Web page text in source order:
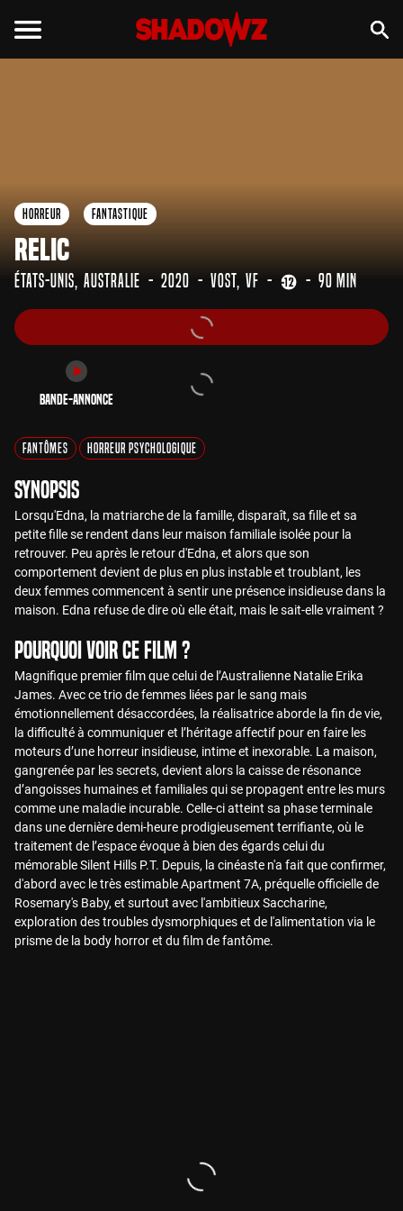
Horreur Fantastique
Relic
États-Unis Australie 2020 VOST VF 90 min
Bande-annonce
Fantômes Horreur Psychologique
Synopsis
Lorsqu'Edna, la matriarche de la famille, disparaît, sa fille et sa
petite fille se rendent dans leur maison familiale isolée pour la
retrouver. Peu après le retour d'Edna, et alors que son
comportement devient de plus en plus instable et troublant, les
deux femmes commencent à sentir une présence insidieuse dans la
maison. Edna refuse de dire où elle était, mais le sait-elle vraiment ?
Pourquoi voir ce film ?
Magnifique premier film que celui de l’Australienne Natalie Erika
James. Avec ce trio de femmes liées par le sang mais
émotionnellement désaccordées, la réalisatrice aborde la fin de vie,
la difficulté à communiquer et l’héritage affectif pour en faire les
moteurs d’une horreur insidieuse, intime et inexorable. La maison,
gangrenée par les secrets, devient alors la caisse de résonance
d’angoisses humaines et familiales qui se propagent entre les murs
comme une maladie incurable. Celle-ci atteint sa phase terminale
dans une dernière demi-heure prodigieusement terrifiante, où le
traitement de l’espace évoque à bien des égards celui du
mémorable Silent Hills P.T. Depuis, la cinéaste n'a fait que confirmer,
d'abord avec le très estimable Apartment 7A, préquelle officielle de
Rosemary's Baby, et surtout avec l'ambitieux Saccharine,
exploration des troubles dysmorphiques et de l'alimentation via le
prisme de la body horror et du film de fantôme.